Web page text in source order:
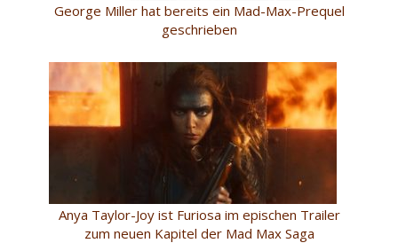
George Miller hat bereits ein Mad-Max-Prequel
geschrieben
Anya Taylor-Joy ist Furiosa im epischen Trailer
zum neuen Kapitel der Mad Max Saga